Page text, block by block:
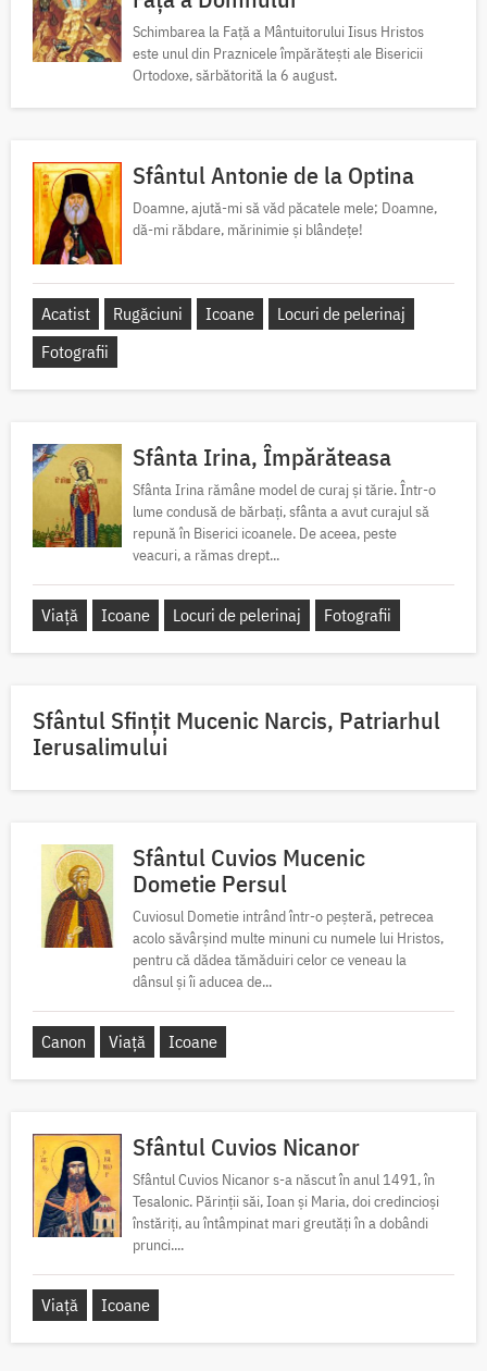
Schimbarea la Față a Mântuitorului Iisus Hristos
este unul din Praznicele împărătești ale Bisericii
Ortodoxe, sărbătorită la 6 august.
Sfântul Antonie de la Optina
Doamne, ajută-mi să văd păcatele mele; Doamne,
dă-mi răbdare, mărinimie şi blândeţe!
Acatist Rugăciuni Icoane
Locuri de pelerinaj
Fotografii
Sfânta Irina, Împărăteasa
Sfânta Irina rămâne model de curaj și tărie. Într-o
lume condusă de bărbați, sfânta a avut curajul să
repună în Biserici icoanele. De aceea, peste
veacuri, a rămas drept...
Viață Icoane Locuri de pelerinaj Fotografii
Sfântul Sfinţit Mucenic Narcis, Patriarhul
Ierusalimului
Sfântul Cuvios Mucenic
Dometie Persul
Cuviosul Dometie intrând într-o peșteră, petrecea
acolo săvârșind multe minuni cu numele lui Hristos,
pentru că dădea tămăduiri celor ce veneau la
dânsul și îi aducea de...
Canon Viață Icoane
Sfântul Cuvios Nicanor
Sfântul Cuvios Nicanor s-a născut în anul 1491, în
Tesalonic. Părinții săi, Ioan și Maria, doi credincioși
înstăriți, au întâmpinat mari greutăți în a dobândi
prunci....
Viață Icoane